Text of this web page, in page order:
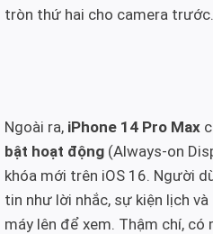
tròn thứ hai cho camera trước.
Ngoài ra, iPhone 14 Pro Max
bật hoạt động (Always-on
khóa mới trên iOS 16. Người
tin như lời nhắc, sự kiện lịch
máy lên để xem. Thậm chí,